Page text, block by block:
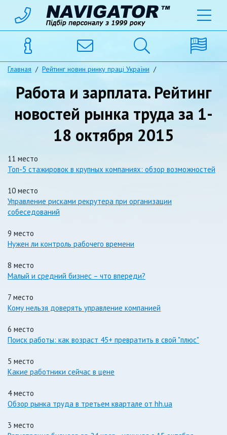
Главная / Рейтинг новин ринку праці України /
Работа и зарплата. Рейтинг
новостей рынка труда за 1-
18 октября 2015
11 место
Топ-5 стажировок в крупных компаниях: обзор возможностей
10 место
Управление рисками рекрутера при организации
собеседований
9 место
Нужен ли контроль рабочего времени
8 место
Малый и средний бизнес – что впереди?
7 место
Кому нельзя доверять управление компанией
6 место
Поиск работы: как возраст 45+ превратить в свой "плюс"
5 место
Какие работники сейчас в цене
4 место
Обзор рынка труда в третьем квартале от hh.ua
3 место